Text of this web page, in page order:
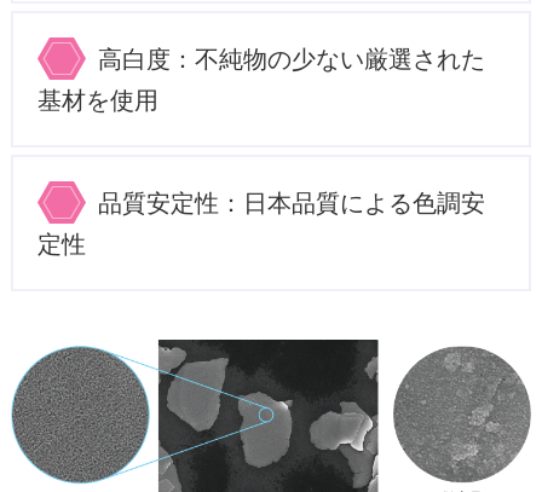
高白度：不純物の少ない厳選された
基材を使用
品質安定性：日本品質による色調安
定性